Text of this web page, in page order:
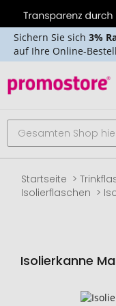
Sichern Sie sich 3%
auf Ihre Online-
Startseite
Isolierflaschen
Isolierkanne